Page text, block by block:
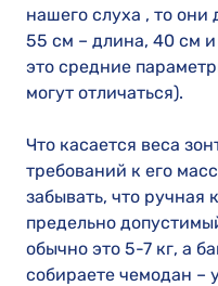
нашего слуха , то
55 см – длина, 40 см
это средние
могут отличаться).
Что касается веса
требований к его
забывать, что ручная
предельно
обычно это 5-7 кг, а
собираете чемодан –